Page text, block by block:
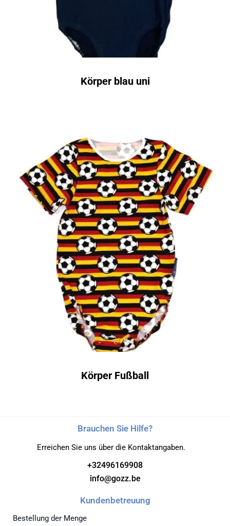
Körper blau uni
Körper Fußball
Brauchen Sie Hilfe?
Erreichen Sie uns über die Kontaktangaben.
+32496169908
info@gozz.be
Kundenbetreuung
Bestellung der Menge